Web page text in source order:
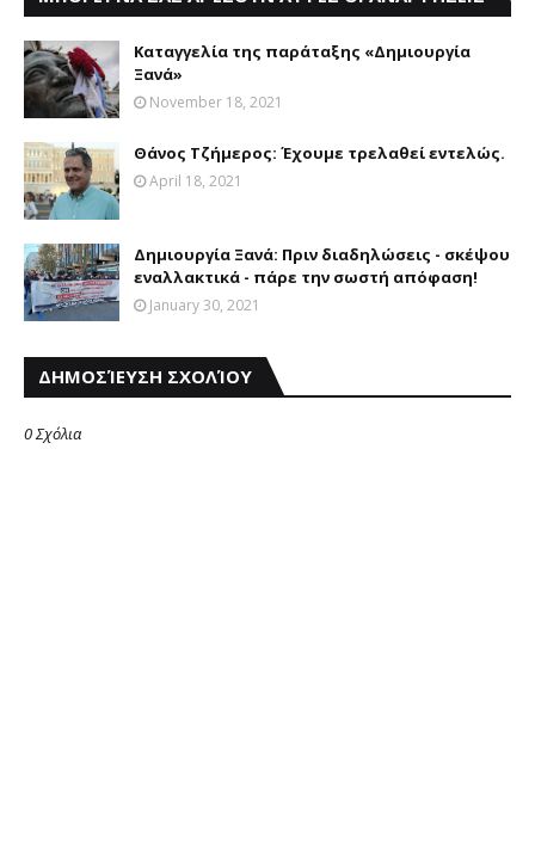
Καταγγελία της παράταξης «Δημιουργία
Ξανά»
November 18, 2021
Θάνος Τζήμερος: Έχουμε τρελαθεί εντελώς.
April 18, 2021
Δημιουργία Ξανά: Πριν διαδηλώσεις - σκέψου
εναλλακτικά - πάρε την σωστή απόφαση!
January 30, 2021
ΔΗΜΟΣΊΕΥΣΗ ΣΧΟΛΊΟΥ
0 Σχόλια